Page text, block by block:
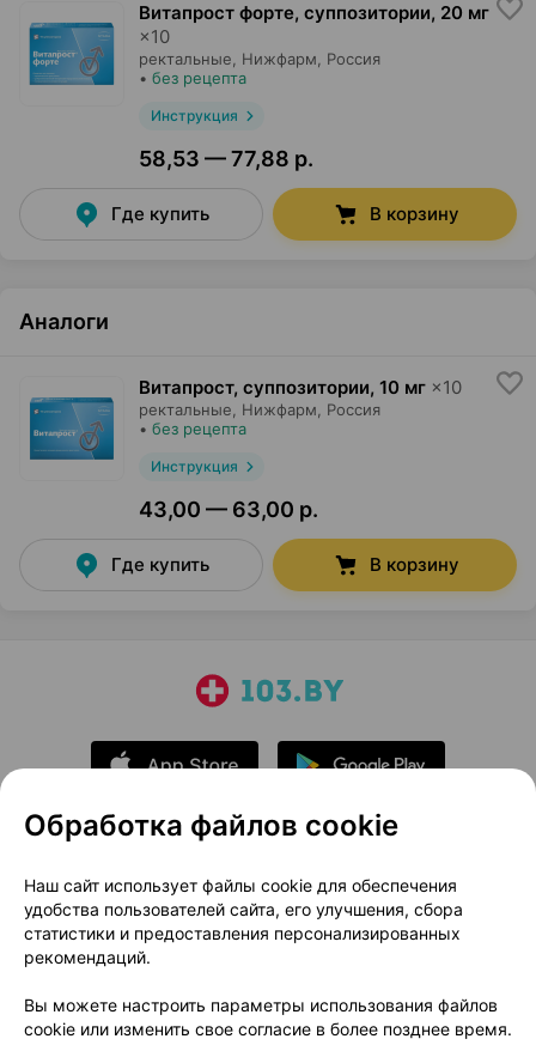
Витапрост форте, суппозитории, 20 мг
×10
ректальные, Нижфарм, Россия
• без рецепта
Инструкция
58,53 — 77,88 р.
Где купить В корзину
Аналоги
Витапрост, суппозитории, 10 мг ×10
ректальные, Нижфарм, Россия
• без рецепта
Инструкция
43,00 — 63,00 р.
Где купить В корзину
О проекте
Новости проекта
Размещение рекламы
Медицинский маркетинг
Публичный договор
Доставка
Способы оплаты
Вакансии
Партнеры
Обработка файлов cookie
Наш сайт использует файлы cookie для обеспечения
удобства пользователей сайта, его улучшения, сбора
статистики и предоставления персонализированных
рекомендаций.
Вы можете настроить параметры использования файлов
cookie или изменить свое согласие в более позднее время.